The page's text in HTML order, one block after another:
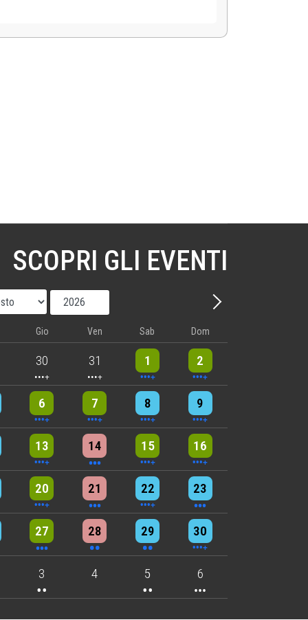
SCOPRI GLI EVENTI
Anno
Avanti - Mese
Gio Ven Sab Dom
30
5 events 31
5 events 1
9 events 2
8 events
6
6 events 7
5 events 8
7 events 9
8 events
13
9 events 14
3 events 15
7 events 16
4 events
20
6 events 21
3 events 22
4 events 23
3 events
27
3 events 28
2 events 29
2 events 30
4 events
3
2 events 4 5
2 events 6
3 events